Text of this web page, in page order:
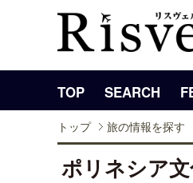
TOP SEARCH
トップ 旅の情報を探す
ポリネシア